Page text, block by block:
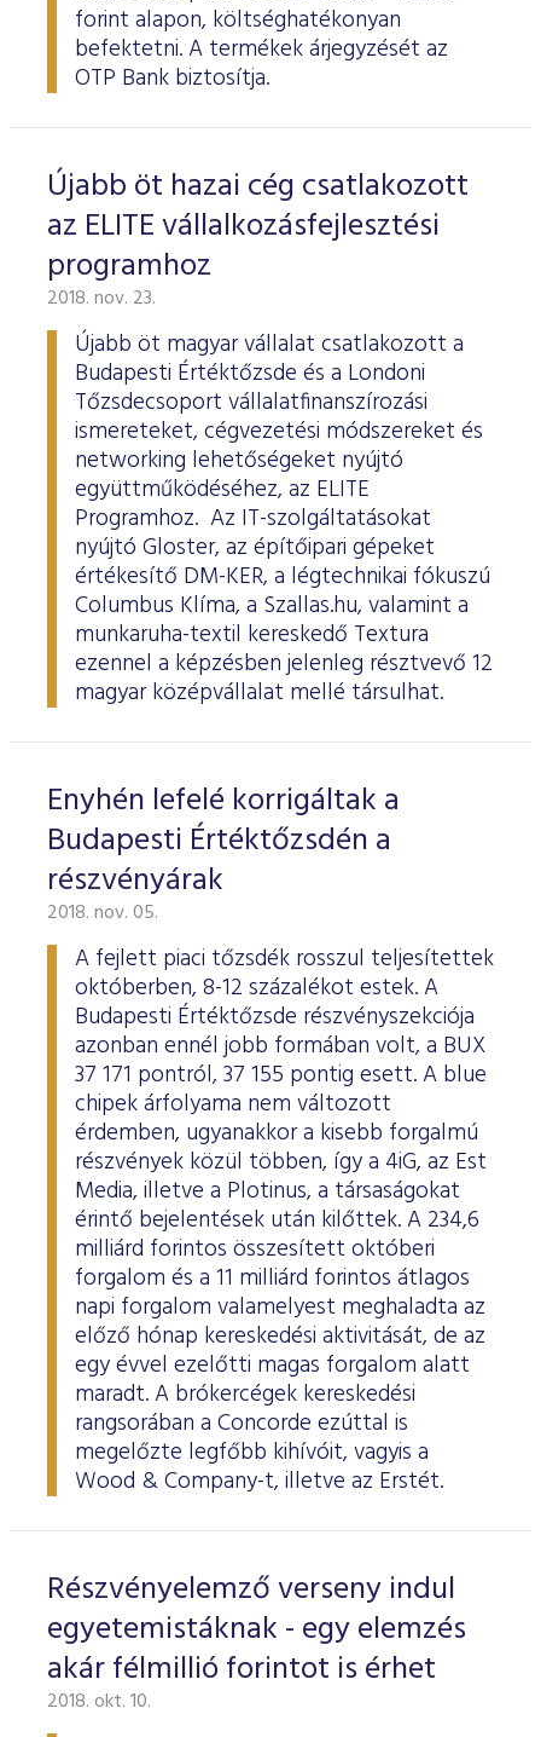
forint alapon, költséghatékonyan
befektetni. A termékek árjegyzését az
OTP Bank biztosítja.
Újabb öt hazai cég csatlakozott
az ELITE vállalkozásfejlesztési
programhoz
2018. nov. 23.
Újabb öt magyar vállalat csatlakozott a
Budapesti Értéktőzsde és a Londoni
Tőzsdecsoport vállalatfinanszírozási
ismereteket, cégvezetési módszereket és
networking lehetőségeket nyújtó
együttműködéséhez, az ELITE
Programhoz. Az IT-szolgáltatásokat
nyújtó Gloster, az építőipari gépeket
értékesítő DM-KER, a légtechnikai fókuszú
Columbus Klíma, a Szallas.hu, valamint a
munkaruha-textil kereskedő Textura
ezennel a képzésben jelenleg résztvevő 12
magyar középvállalat mellé társulhat.
Enyhén lefelé korrigáltak a
Budapesti Értéktőzsdén a
részvényárak
2018. nov. 05.
A fejlett piaci tőzsdék rosszul teljesítettek
októberben, 8-12 százalékot estek. A
Budapesti Értéktőzsde részvényszekciója
azonban ennél jobb formában volt, a BUX
37 171 pontról, 37 155 pontig esett. A blue
chipek árfolyama nem változott
érdemben, ugyanakkor a kisebb forgalmú
részvények közül többen, így a 4iG, az Est
Media, illetve a Plotinus, a társaságokat
érintő bejelentések után kilőttek. A 234,6
milliárd forintos összesített októberi
forgalom és a 11 milliárd forintos átlagos
napi forgalom valamelyest meghaladta az
előző hónap kereskedési aktivitását, de az
egy évvel ezelőtti magas forgalom alatt
maradt. A brókercégek kereskedési
rangsorában a Concorde ezúttal is
megelőzte legfőbb kihívóit, vagyis a
Wood & Company-t, illetve az Erstét.
Részvényelemző verseny indul
egyetemistáknak - egy elemzés
akár félmillió forintot is érhet
2018. okt. 10.